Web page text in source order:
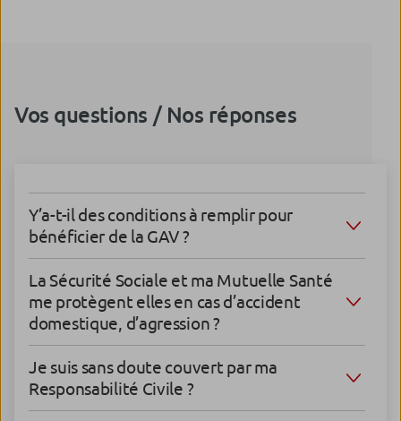
Vos questions / Nos réponses
Y’a-t-il des conditions à remplir pour
bénéficier de la GAV ?
La Sécurité Sociale et ma Mutuelle Santé
me protègent elles en cas d’accident
domestique, d’agression ?
Je suis sans doute couvert par ma
Responsabilité Civile ?